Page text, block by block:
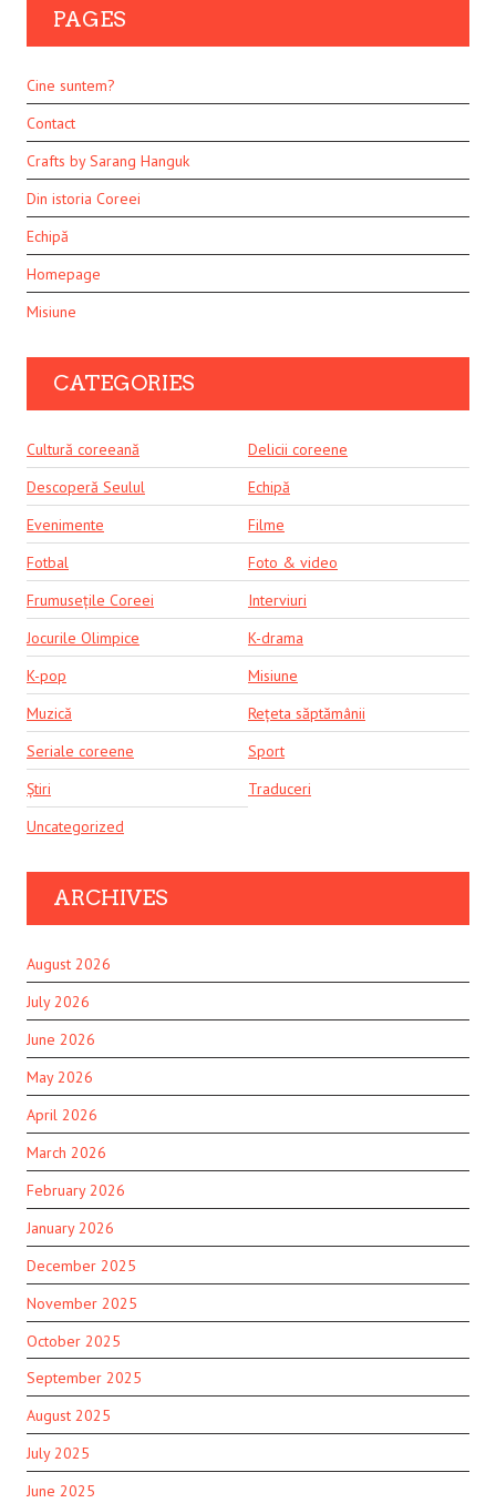
PAGES
Cine suntem?
Contact
Crafts by Sarang Hanguk
Din istoria Coreei
Echipă
Homepage
Misiune
CATEGORIES
Cultură coreeană
Delicii coreene
Descoperă Seulul
Echipă
Evenimente
Filme
Fotbal
Foto & video
Frumusețile Coreei
Interviuri
Jocurile Olimpice
K-drama
K-pop
Misiune
Muzică
Rețeta săptămânii
Seriale coreene
Sport
Știri
Traduceri
Uncategorized
ARCHIVES
August 2026
July 2026
June 2026
May 2026
April 2026
March 2026
February 2026
January 2026
December 2025
November 2025
October 2025
September 2025
August 2025
July 2025
June 2025